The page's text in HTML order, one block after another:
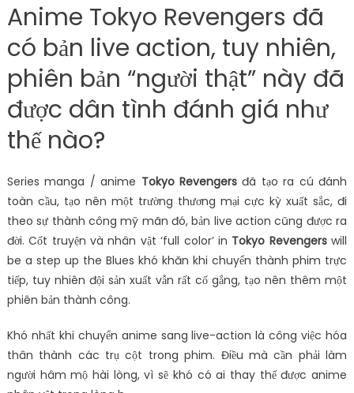
Anime Tokyo Revengers đã
có bản live action, tuy nhiên,
phiên bản “người thật” này đã
được dân tình đánh giá như
thế nào?
Series manga / anime Tokyo Revengers đã tạo ra cú đánh
toàn cầu, tạo nên một trường thương mại cực kỳ xuất sắc, đi
theo sự thành công mỹ mãn đó, bản live action cũng được ra
đời. Cốt truyện và nhân vật ‘full color’ in Tokyo Revengerswill
be a step up the Blues khó khăn khi chuyển thành phim trực
tiếp, tuy nhiên đội sản xuất vẫn rất cố gắng, tạo nên thêm một
phiên bản thành công.
Khó nhất khi chuyển anime sang live-action là công việc hóa
thân thành các trụ cột trong phim. Điều mà cần phải làm
người hâm mộ hài lòng, vì sẽ khó có ai thay thế được anime